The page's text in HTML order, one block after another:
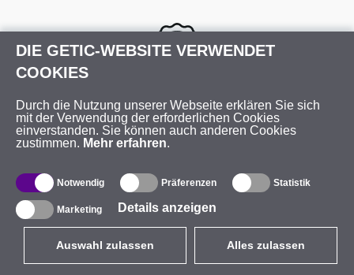
DIE GETIC-WEBSITE VERWENDET
COOKIES
Durch die Nutzung unserer Webseite erklären Sie sich
mit der Verwendung der erforderlichen Cookies
einverstanden. Sie können auch anderen Cookies
zustimmen. Mehr erfahren.
Notwendig Präferenzen Statistik
Marketing Details anzeigen
Auswahl zulassen Alles zulassen
Rückgabe und Umtausch
30 Tage Rückgaberecht
Online RMA-Status.
Garantieverlängerung verfügbar.